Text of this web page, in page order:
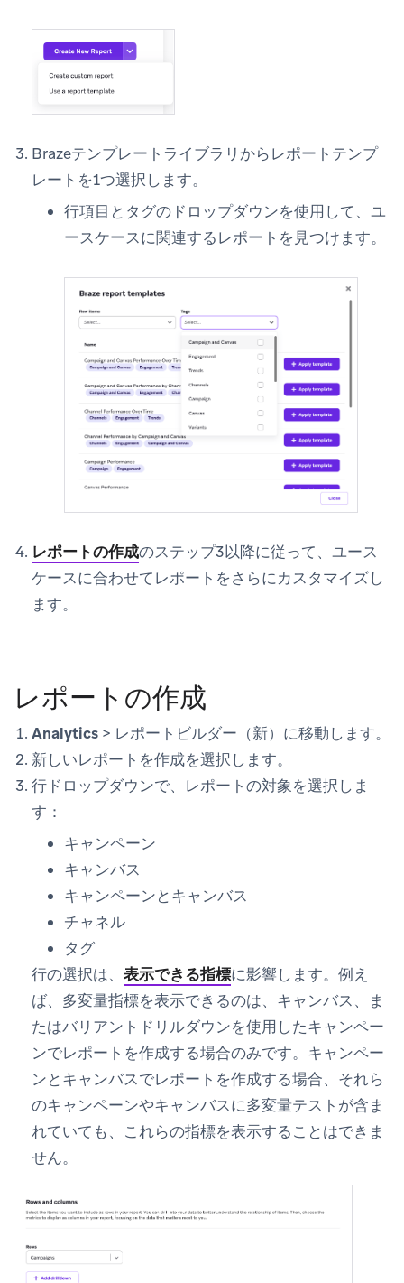
Brazeテンプレートライブラリからレポートテンプ
レートを1つ選択します。
行項目 と タグのドロップダウンを使用して、ユ
ースケースに関連するレポートを見つけます。
レポートの作成のステップ3以降に従って、ユース
ケースに合わせてレポートをさらにカスタマイズし
ます。
レポートの作成
Analytics > レポートビルダー（新） に移動します。
新しいレポートを作成を選択します。
行 ドロップダウンで、レポートの対象を選択しま
す：
キャンペーン
キャンバス
キャンペーンとキャンバス
チャネル
タグ
行の選択は、 表示できる指標に影響します。例え
ば、多変量指標を表示できるのは、 キャンバス、ま
たはバリアント ドリルダウンを使用したキャンペー
ンでレポートを作成する場合のみです。 キャンペー
ンとキャンバスでレポートを作成する場合、それら
のキャンペーンやキャンバスに多変量テストが含ま
れていても、これらの指標を表示することはできま
せん。